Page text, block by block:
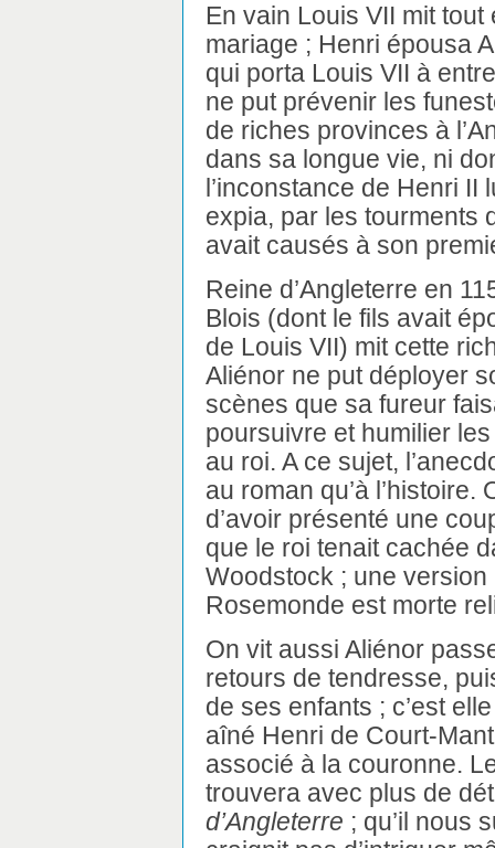
En vain Louis VII mit
mariage ; Henri épousa
qui porta Louis VII à
ne put prévenir les
de riches provinces à
dans sa longue vie, ni
l’inconstance de Henri
expia, par les tourments
avait causés à son
Reine d’Angleterre en
Blois (dont le fils avait
de Louis VII) mit cette
Aliénor ne put déployer
scènes que sa fureur
poursuivre et humilier
au roi. A ce sujet,
au roman qu’à
d’avoir présenté une
que le roi tenait cachée
Woodstock ; une
Rosemonde est morte
On vit aussi Aliénor
retours de tendresse,
de ses enfants ; c’est
aîné Henri de Court-
associé à la couronne.
trouvera avec plus de
d’Angleterre ; qu’il nous